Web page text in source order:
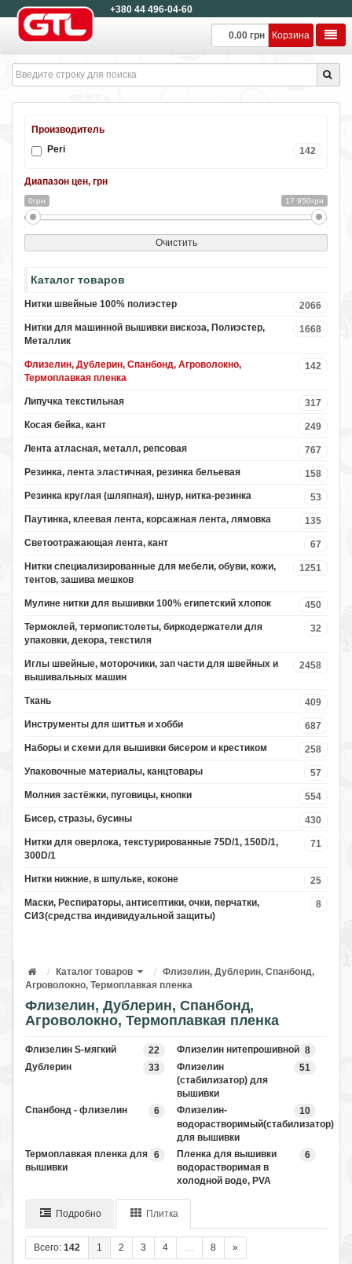
+380 44 496-04-60
0.00 грн Корзина
Производитель
142
Peri
Диапазон цен, грн
0грн 17 950грн
Очистить
Каталог товаров
2066
Нитки швейные 100% полиэстер
1668
Нитки для машинной вышивки вискоза, Полиэстер,
Металлик
142
Флизелин, Дублерин, Спанбонд, Агроволокно,
Термоплавкая пленка
317
Липучка текстильная
249
Косая бейка, кант
767
Лента атласная, металл, репсовая
158
Резинка, лента эластичная, резинка бельевая
53
Резинка круглая (шляпная), шнур, нитка-резинка
135
Паутинка, клеевая лента, корсажная лента, лямовка
67
Светоотражающая лента, кант
1251
Нитки специализированные для мебели, обуви, кожи,
тентов, зашива мешков
450
Мулине нитки для вышивки 100% египетский хлопок
32
Термоклей, термопистолеты, биркодержатели для
упаковки, декора, текстиля
2458
Иглы швейные, моторочики, зап части для швейных и
вышивальных машин
409
Ткань
687
Инструменты для шиттья и хобби
258
Наборы и схеми для вышивки бисером и крестиком
57
Упаковочные материалы, канцтовары
554
Молния застёжки, пуговицы, кнопки
430
Бисер, стразы, бусины
71
Нитки для оверлока, текстурированные 75D/1, 150D/1,
300D/1
25
Нитки нижние, в шпульке, коконе
8
Маски, Респираторы, антисептики, очки, перчатки,
СИЗ(средства индивидуальной защиты)
Каталог товаров
Флизелин, Дублерин, Спанбонд,
Агроволокно, Термоплавкая пленка
Флизелин, Дублерин, Спанбонд,
Агроволокно, Термоплавкая пленка
22
Флизелин S-мягкий 8
Флизелин нитепрошивной
33
Дублерин 51
Флизелин
(стабилизатор) для
вышивки
6
Спанбонд - флизелин 10
Флизелин-
водорастворимый(стабилизатор)
для вышивки
6
Термоплавкая пленка для
вышивки
6
Пленка для вышивки
водорастворимая в
холодной воде, PVA
Подробно Плитка
Всего: 142 1 2 3 4 … 8 »